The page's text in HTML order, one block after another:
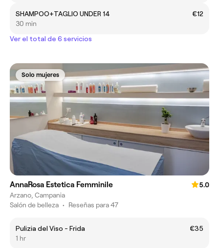
SHAMPOO+TAGLIO UNDER 14
€12
30 min
Ver el total de 6 servicios
Solo mujeres
AnnaRosa Estetica Femminile
5.0
Arzano, Campania
Salón de belleza • Reseñas para 47
Pulizia del Viso - Frida
€35
1 hr